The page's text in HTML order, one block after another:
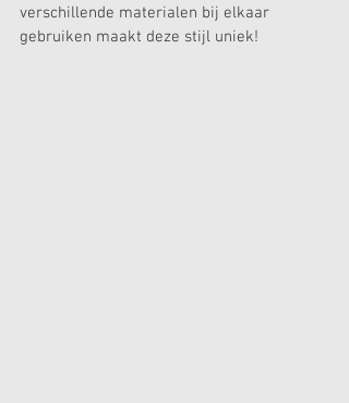
verschillende materialen bij elkaar
gebruiken maakt deze stijl uniek!